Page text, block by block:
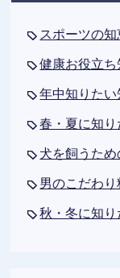
スポーツの知
健康お役立ち
年中知りたい
春・夏に知
犬を飼うため
男のこだわり
秋・冬に知